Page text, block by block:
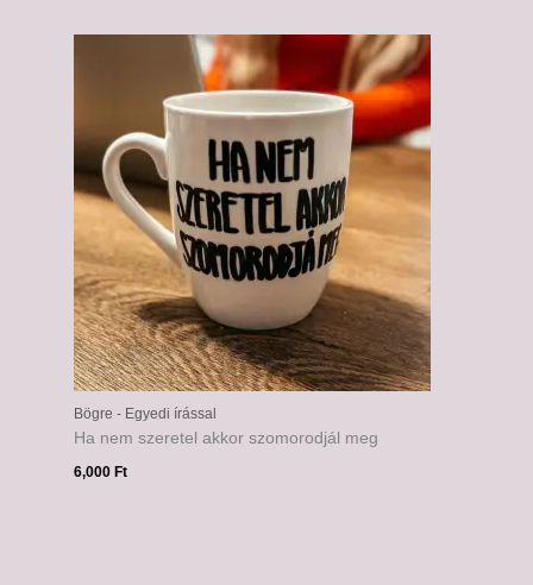
Bögre - Egyedi írással
Ha nem szeretel akkor szomorodjál meg
6,000 Ft